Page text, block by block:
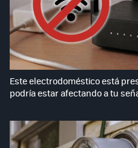
Este electrodoméstico está
podría estar afectando a tu